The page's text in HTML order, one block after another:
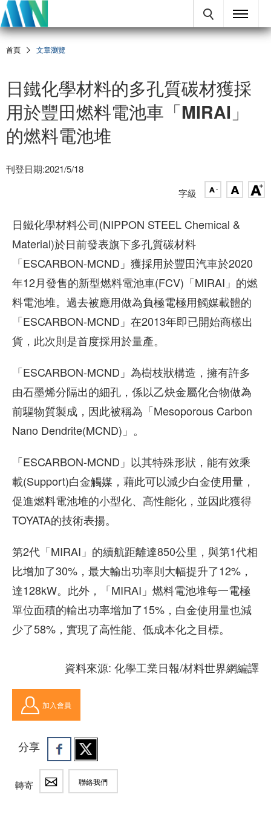
首頁 文章瀏覽
日鐵化學材料的多孔質碳材獲採
用於豐田燃料電池車「MIRAI」
的燃料電池堆
刊登日期:2021/5/18
字級
日鐵化學材料公司(NIPPON STEEL Chemical &
Material)於日前發表旗下多孔質碳材料
「ESCARBON-MCND」獲採用於豐田汽車於2020
年12月發售的新型燃料電池車(FCV)「MIRAI」的燃
料電池堆。過去被應用做為負極電極用觸媒載體的
「ESCARBON-MCND」在2013年即已開始商樣出
貨，此次則是首度採用於量產。
「ESCARBON-MCND」為樹枝狀構造，擁有許多
由石墨烯分隔出的細孔，係以乙炔金屬化合物做為
前驅物質製成，因此被稱為「Mesoporous Carbon
Nano Dendrite(MCND)」。
「ESCARBON-MCND」以其特殊形狀，能有效乘
載(Support)白金觸媒，藉此可以減少白金使用量，
促進燃料電池堆的小型化、高性能化，並因此獲得
TOYATA的技術表揚。
第2代「MIRAI」的續航距離達850公里，與第1代相
比增加了30%，最大輸出功率則大幅提升了12%，
達128kW。此外，「MIRAI」燃料電池堆每一電極
單位面積的輸出功率增加了15%，白金使用量也減
少了58%，實現了高性能、低成本化之目標。
資料來源: 化學工業日報/材料世界網編譯
加入會員
分享
轉寄 聯絡我們